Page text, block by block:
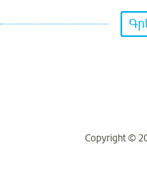
Copyright ©